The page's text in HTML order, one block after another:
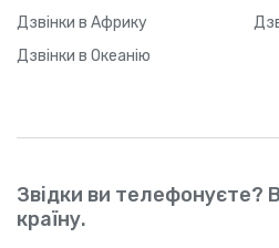
Дзвінки в Африку
Дзвінки в Океанію
Звідки ви телефонуєте?
країну.